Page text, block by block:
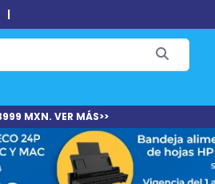
|
MXN. VER MÁS>>